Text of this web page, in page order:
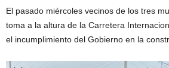
El pasado miércoles vecinos de los tres
toma a la altura de la Carretera
el incumplimiento del Gobierno en la